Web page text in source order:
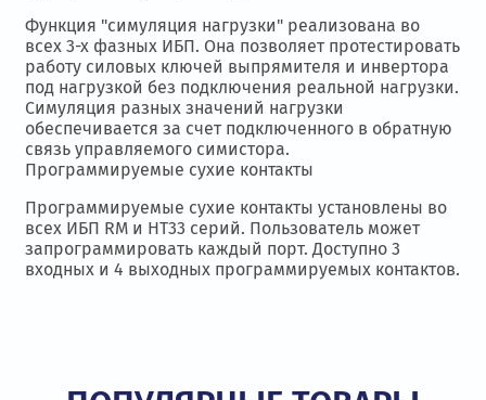
Функция "симуляция нагрузки" реализована во
всех 3-х фазных ИБП. Она позволяет протестировать
работу силовых ключей выпрямителя и инвертора
под нагрузкой без подключения реальной нагрузки.
Симуляция разных значений нагрузки
обеспечивается за счет подключенного в обратную
связь управляемого симистора.
Программируемые сухие контакты
Программируемые сухие контакты установлены во
всех ИБП RM и HT33 серий. Пользователь может
запрограммировать каждый порт. Доступно 3
входных и 4 выходных программируемых контактов.